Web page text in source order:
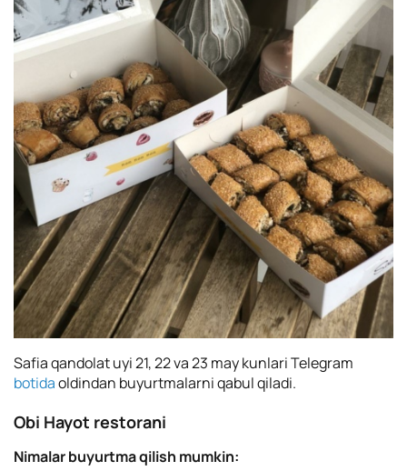
Safia qandolat uyi 21, 22 va 23 may kunlari Telegram
botidaoldindan buyurtmalarni qabul qiladi.
Obi Hayot restorani
Nimalar buyurtma qilish mumkin: